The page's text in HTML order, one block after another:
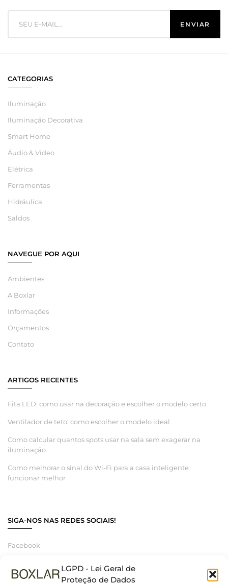
LGPD - Lei Geral de
Proteção de Dados
CATEGORIAS
Iluminação
Iluminação Decorativa
Smart Home
Áudio & Vídeo
Elétrica
Ferramentas
Hidráulica
Saldos
NAVEGUE POR AQUI
Ambientes
A Boxlar
Informações
Orçamentos
Contato
ARTIGOS RECENTES
Fita LED: como usar na decoração e escolher o modelo certo
Ventilador de teto: como escolher o modelo ideal
Como calcular quantos spots usar na sala sem exagerar na
iluminação
Como melhorar o sinal do Wi-Fi para a casa inteligente
funcionar melhor
SIGA-NOS NAS REDES SOCIAIS!
Facebook
Linkedin